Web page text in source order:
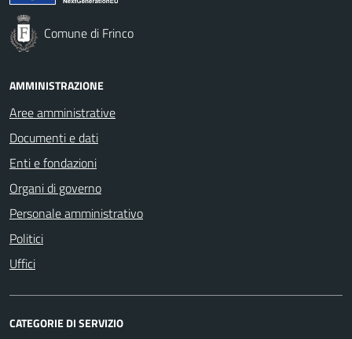
Comune di Frinco
AMMINISTRAZIONE
Aree amministrative
Documenti e dati
Enti e fondazioni
Organi di governo
Personale amministrativo
Politici
Uffici
CATEGORIE DI SERVIZIO